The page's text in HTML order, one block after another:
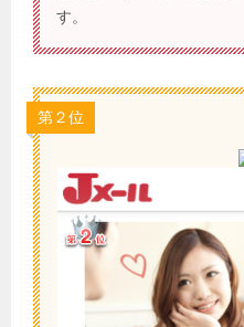
す。
第２位